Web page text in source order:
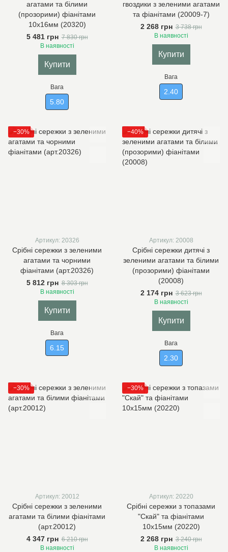
агатами та білими
(прозорими) фіанітами
10х16мм (20320)
5 481 грн 7 830 грн
В наявності
Купити
Вага
5.80
гвоздики з зеленими агатами
та фіанітами (20009-7)
2 268 грн 3 738 грн
В наявності
Купити
Вага
2.40
−30%
Артикул: 20326
Срібні сережки з зеленими
агатами та чорними
фіанітами (арт.20326)
5 812 грн 8 303 грн
В наявності
Купити
Вага
6.15
−40%
Артикул: 20008
Срібні сережки дитячі з
зеленими агатами та білими
(прозорими) фіанітами
(20008)
2 174 грн 3 623 грн
В наявності
Купити
Вага
2.30
−30%
Артикул: 20012
Срібні сережки з зеленими
агатами та білими фіанітами
(арт.20012)
4 347 грн 6 210 грн
В наявності
−30%
Артикул: 20220
Срібні сережки з топазами
"Скай" та фіанітами
10х15мм (20220)
2 268 грн 3 240 грн
В наявності